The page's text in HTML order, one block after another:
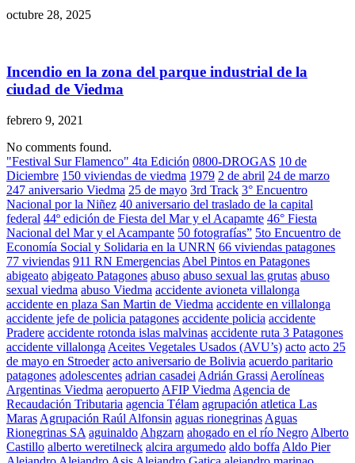
octubre 28, 2025
Incendio en la zona del parque industrial de la
ciudad de Viedma
febrero 9, 2021
No comments found.
"Festival Sur Flamenco" 4ta Edición 0800-DROGAS 10 de
Diciembre 150 viviendas de viedma 1979 2 de abril 24 de marzo
247 aniversario Viedma 25 de mayo 3rd Track 3° Encuentro
Nacional por la Niñez 40 aniversario del traslado de la capital
federal 44º edición de Fiesta del Mar y el Acapamte 46° Fiesta
Nacional del Mar y el Acampante 50 fotografías” 5to Encuentro de
Economía Social y Solidaria en la UNRN 66 viviendas patagones
77 viviendas 911 RN Emergencias Abel Pintos en Patagones
abigeato abigeato Patagones abuso abuso sexual las grutas abuso
sexual viedma abuso Viedma accidente avioneta villalonga
accidente en plaza San Martin de Viedma accidente en villalonga
accidente jefe de policia patagones accidente policia accidente
Pradere accidente rotonda islas malvinas accidente ruta 3 Patagones
accidente villalonga Aceites Vegetales Usados (AVU’s) acto acto 25
de mayo en Stroeder acto aniversario de Bolivia acuerdo paritario
patagones adolescentes adrian casadei Adrián Grassi Aerolíneas
Argentinas Viedma aeropuerto AFIP Viedma Agencia de
Recaudación Tributaria agencia Télam agrupación atletica Las
Maras Agrupación Raúl Alfonsin aguas rionegrinas Aguas
Rionegrinas SA aguinaldo Ahgzarn ahogado en el río Negro Alberto
Castillo alberto weretilneck alcira argumedo aldo boffa Aldo Pier